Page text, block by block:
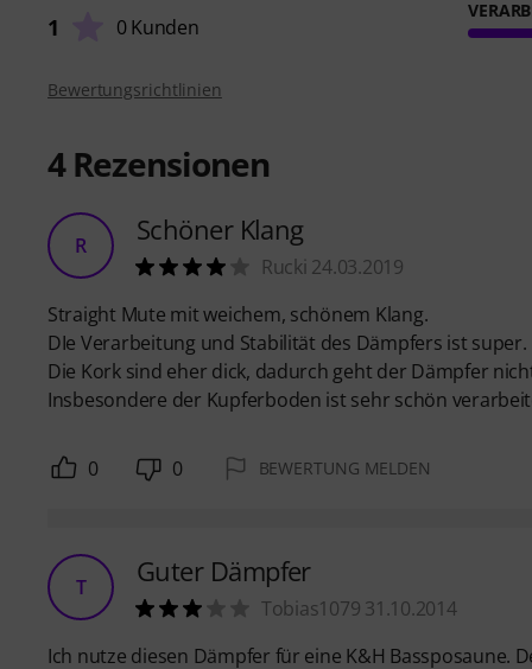
1 0 Kunden
Bewertungsrichtlinien
4Rezensionen
R Schöner Klang
Rucki 24.03.2019
Straight Mute mit weichem, schönem Klang.
DIe Verarbeitung und Stabilität des Dämpfers ist super.
Die Kork sind eher dick, dadurch geht der Dämpfer
Insbesondere der Kupferboden ist sehr schön
0 0 BEWERTUNG MELDEN
T Guter Dämpfer
Tobias1079 31.10.2014
Ich nutze diesen Dämpfer für eine K&H Bassposaune.